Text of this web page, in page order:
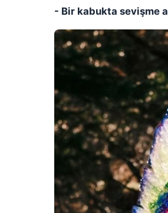
- Bir kabukta sevişme